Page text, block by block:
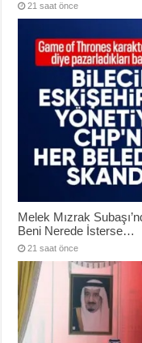
21 saat önce
Melek Mızrak
Beni Nerede İsterse…
21 saat önce